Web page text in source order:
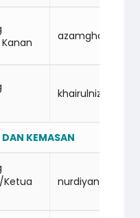
KEMASAN
Ketua